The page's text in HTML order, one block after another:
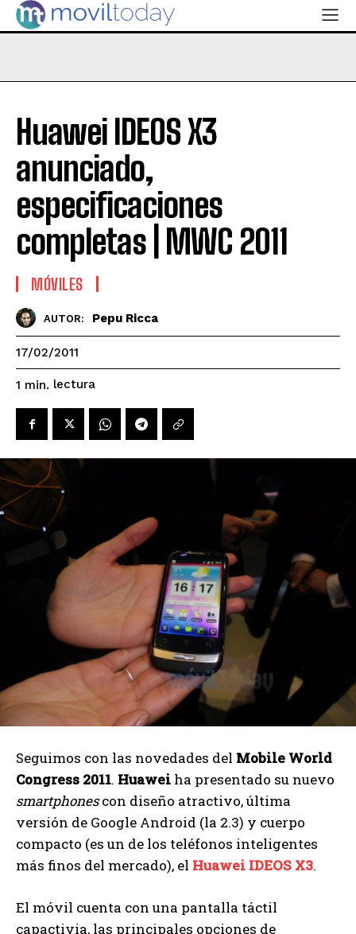
Huawei IDEOS X3
anunciado,
especificaciones
completas | MWC 2011
MÓVILES
AUTOR: Pepu Ricca
17/02/2011
1 min. lectura
Seguimos con las novedades del Mobile World
Congress 2011. Huawei ha presentado su nuevo
smartphonescon diseño atractivo, última
versión de Google Android (la 2.3) y cuerpo
compacto (es un de los teléfonos inteligentes
más finos del mercado), el Huawei IDEOS X3.
El móvil cuenta con una pantalla táctil
capactivia, las principales opciones de